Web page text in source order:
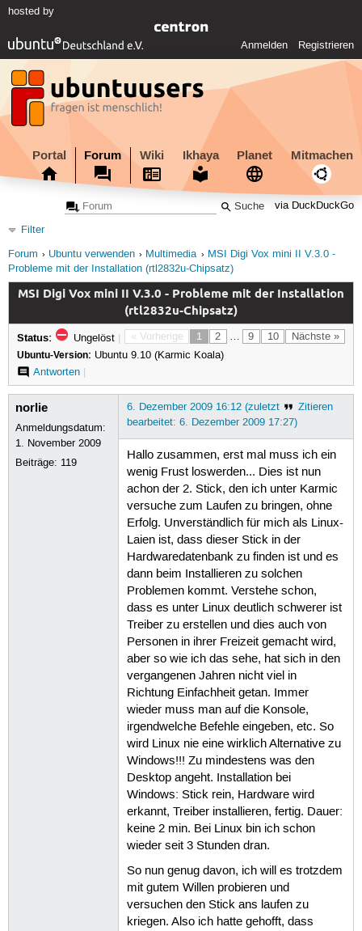
hosted by
Anmelden Registrieren
Portal Forum Wiki Ikhaya Planet Mitmachen
via DuckDuckGo
Filter
Forum
Ubuntu verwenden Multimedia
MSI Digi Vox mini II V.3.0 -
Probleme mit der Installation (rtl2832u-Chipsatz)
MSI Digi Vox mini II V.3.0 - Probleme mit der Installation
(rtl2832u-Chipsatz)
« Vorherige 1 2 … 9 10 Nächste »
Status: Ungelöst |
Ubuntu-Version: Ubuntu 9.10 (Karmic Koala)
Antworten|
norlie
Anmeldungsdatum:
1. November 2009
Beiträge: 119
Zitieren
6. Dezember 2009 16:12 (zuletzt
bearbeitet: 6. Dezember 2009 17:27)
Hallo zusammen, erst mal muss ich ein
wenig Frust loswerden... Dies ist nun
achon der 2. Stick, den ich unter Karmic
versuche zum Laufen zu bringen, ohne
Erfolg. Unverständlich für mich als Linux-
Laien ist, dass dieser Stick in der
Hardwaredatenbank zu finden ist und es
dann beim Installieren zu solchen
Problemen kommt. Verstehe schon,
dass es unter Linux deutlich schwerer ist
Treiber zu erstellen und dies auch von
Personen in ihrer Freizeit gemacht wird,
aber so wie ich das sehe, hat sich in den
vergangenen Jahren nicht viel in
Richtung Einfachheit getan. Immer
wieder muss man auf die Konsole,
irgendwelche Befehle eingeben, etc. So
wird Linux nie eine wirklich Alternative zu
Windows!!! Zu mindestens was den
Desktop angeht. Installation bei
Windows: Stick rein, Hardware wird
erkannt, Treiber installieren, fertig. Dauer:
keine 2 min. Bei Linux bin ich schon
wieder seit 3 Stunden dran.
So nun genug davon, ich will es trotzdem
mit gutem Willen probieren und
versuchen den Stick ans laufen zu
kriegen. Also ich hatte gehofft, dass